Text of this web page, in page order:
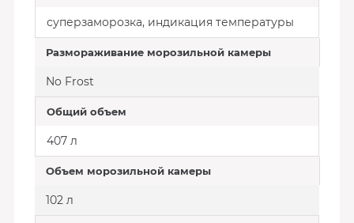
суперзаморозка, индикация температуры
Размораживание морозильной камеры
No Frost
Общий объем
407 л
Объем морозильной камеры
102 л